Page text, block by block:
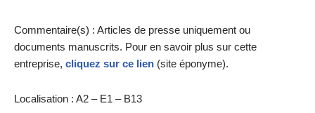
Commentaire(s) : Articles de presse uniquement ou
documents manuscrits. Pour en savoir plus sur cette
entreprise, cliquez sur ce lien (site éponyme).
Localisation : A2 – E1 – B13